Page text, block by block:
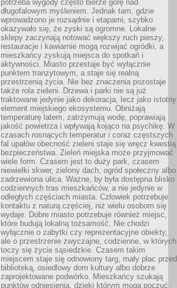
potrzeba wygody często bierze górę nad
długofalowym myśleniem. Jednak tam, gdzie
wprowadzono je rozsądnie i etapami, szybko
okazywało się, że zyski są ogromne. Lokalne
sklepy zaczynają notować większy ruch pieszy,
restauracje i kawiarnie mogą rozwijać ogródki, a
mieszkańcy zyskują miejsca do spotkań i
aktywności. Miasto przestaje być wyłącznie
punktem tranzytowym, a staje się realną
przestrzenią życia. Nie bez znaczenia pozostaje
także rola zieleni. Drzewa i parki nie są już
traktowane jedynie jako dekoracja, lecz jako istotny
element miejskiego ekosystemu. Obniżają
temperaturę latem, zatrzymują wodę, poprawiają
jakość powietrza i wpływają kojąco na psychikę. W
czasach rosnących temperatur i coraz częstszych
fal upałów obecność zieleni staje się wręcz kwestią
bezpieczeństwa. Zieleń miejska może przyjmować
wiele form. Czasem jest to duży park, czasem
niewielki skwer, zielony dach, ogród społeczny albo
zadrzewiona ulica. Ważne, by była dostępna blisko
codziennych tras mieszkańców, a nie jedynie w
odległych częściach miasta. Człowiek potrzebuje
kontaktu z naturą częściej, niż wielu osobom się
wydaje. Dobre miasto potrzebuje również miejsc,
które budują lokalną tożsamość. Nie chodzi
wyłącznie o zabytki czy reprezentacyjne obiekty,
ale o przestrzenie zwyczajne, codzienne, w których
toczy się życie sąsiedzkie. Czasem takim
miejscem staje się odnowiony targ, mały plac przed
biblioteką, osiedlowy dom kultury albo dobrze
zaprojektowane podwórko. Mieszkańcy szukają
punktów odniesienia, dzięki którym mogą poczuć,